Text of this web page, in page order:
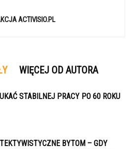
ACTIVISIO.PL
WIĘCEJ OD AUTORA
STABILNEJ PRACY PO 60 ROKU
BYTOM – GDY